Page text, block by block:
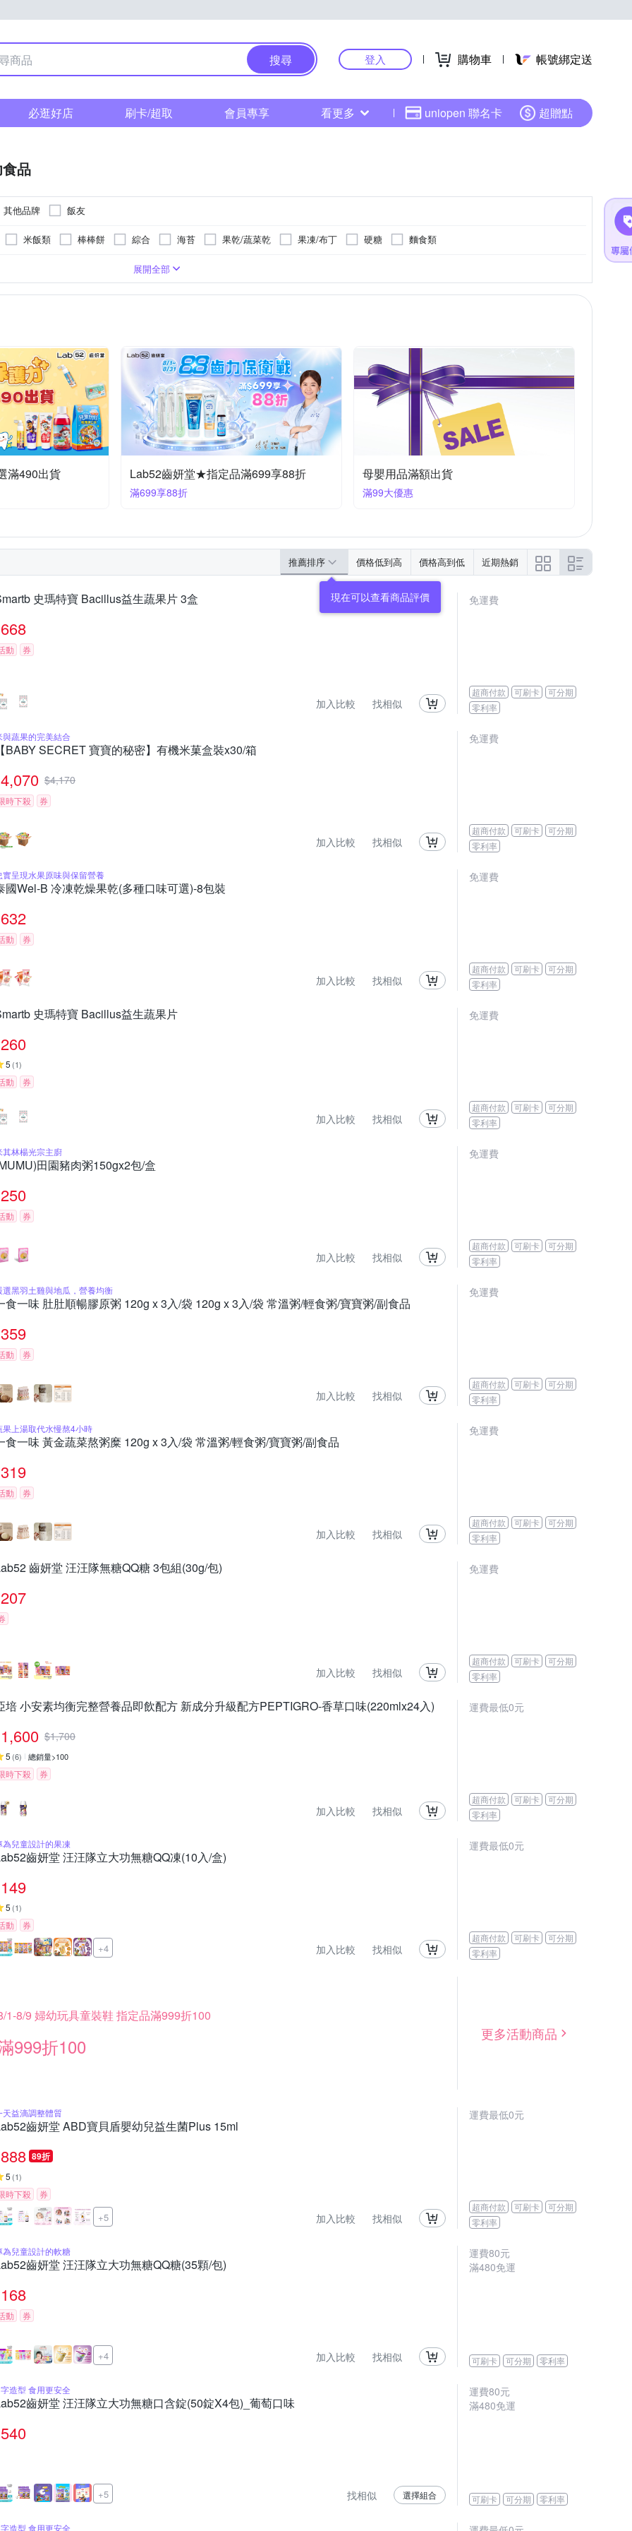
搜尋 登入 購物車 帳號綁定送
必逛好店 刷卡/超取 會員專享 看更多 uniopen 聯名卡 超贈點
品
其他品牌 飯友
米飯類 棒棒餅 綜合 海苔 果乾/蔬菜乾 果凍/布丁 硬糖
麵食類
幼兒肉泥 奶粉
台灣；牛肉(澳洲)；豬肉(台灣)；雞肉(台灣)
台灣；牛肉(澳洲)；豬肉(台灣)
展開全部
滿490出貨 Lab52齒妍堂★指定品滿699享88折
滿699享88折
母嬰用品滿額出貨
滿99大優惠
推薦排序 價格低到高 價格高到低 近期熱銷
史瑪特寶 Bacillus益生蔬果片 3盒
668
動 券
加入比較 找相似
免運費
超商付款 可刷卡
可分期
零利率
與蔬果的完美結合
BABY SECRET 寶寶的秘密】有機米菓盒裝x30/箱
4,070 $4,170
時下殺 券
加入比較 找相似
免運費
超商付款 可刷卡
可分期
零利率
實呈現水果原味與保留營養
國Wel-B 冷凍乾燥果乾(多種口味可選)-8包裝
632
動 券
加入比較 找相似
免運費
超商付款 可刷卡
可分期
零利率
史瑪特寶 Bacillus益生蔬果片
260
5 (1)
動 券
加入比較 找相似
免運費
超商付款 可刷卡
可分期
零利率
其林楊光宗主廚
田園豬肉粥150gx2包/盒
250
動 券
加入比較 找相似
免運費
超商付款 可刷卡
可分期
零利率
選黑羽土雞與地瓜，營養均衡
食一味 肚肚順暢膠原粥 120g x 3入/袋 120g x 3入/袋 常溫粥/輕食粥/寶寶粥/副食品
359
動 券
加入比較 找相似
免運費
超商付款 可刷卡
可分期
零利率
果上湯取代水慢熬4小時
食一味 黃金蔬菜熬粥糜 120g x 3入/袋 常溫粥/輕食粥/寶寶粥/副食品
319
動 券
加入比較 找相似
免運費
超商付款 可刷卡
可分期
零利率
齒妍堂 汪汪隊無糖QQ糖 3包組(30g/包)
207
加入比較 找相似
免運費
超商付款 可刷卡
可分期
零利率
培 小安素均衡完整營養品即飲配方 新成分升級配方PEPTIGRO-香草口味(220mlx24入)
1,600 $1,700
5 (6) 總銷量>100
時下殺 券
加入比較 找相似
運費最低0元
超商付款 可刷卡
可分期
零利率
為兒童設計的果凍
齒妍堂 汪汪隊立大功無糖QQ凍(10入/盒)
149
5 (1)
動 券
+4 加入比較 找相似
運費最低0元
超商付款 可刷卡
可分期
零利率
1-8/9 婦幼玩具童裝鞋 指定品滿999折100
999折100
更多活動商品
天益滴調整體質
齒妍堂 ABD寶貝盾嬰幼兒益生菌Plus 15ml
888 89折
5 (1)
時下殺 券
+5 加入比較 找相似
運費最低0元
超商付款 可刷卡
可分期
零利率
為兒童設計的軟糖
齒妍堂 汪汪隊立大功無糖QQ糖(35顆/包)
168
動 券
+4 加入比較 找相似
運費80元
滿480免運
可刷卡 可分期 零利率
造型 食用更安全
齒妍堂 汪汪隊立大功無糖口含錠(50錠X4包)_葡萄口味
540
+5 找相似 選擇組合
運費80元
滿480免運
可刷卡 可分期 零利率
造型 食用更安全